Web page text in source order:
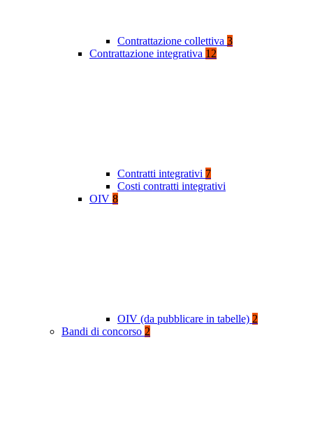
Contrattazione collettiva 3
Contrattazione integrativa 12
Contratti integrativi 7
Costi contratti integrativi
OIV 8
OIV (da pubblicare in tabelle) 2
Bandi di concorso 2